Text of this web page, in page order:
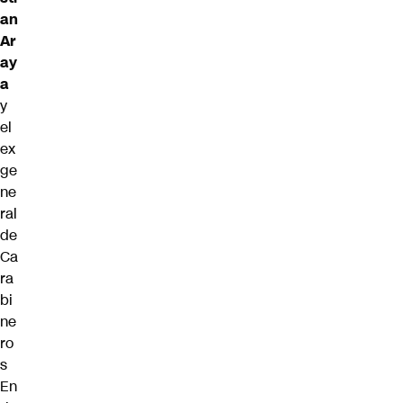
an
Ar
ay
a
y
el
ex
ge
ne
ral
de
Ca
ra
bi
ne
ro
s
En